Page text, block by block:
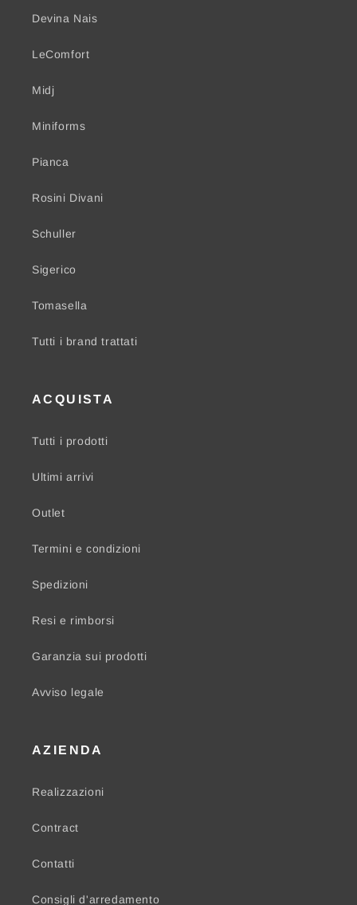
Devina Nais
LeComfort
Midj
Miniforms
Pianca
Rosini Divani
Schuller
Sigerico
Tomasella
Tutti i brand trattati
ACQUISTA
Tutti i prodotti
Ultimi arrivi
Outlet
Termini e condizioni
Spedizioni
Resi e rimborsi
Garanzia sui prodotti
Avviso legale
AZIENDA
Realizzazioni
Contract
Contatti
Consigli d'arredamento